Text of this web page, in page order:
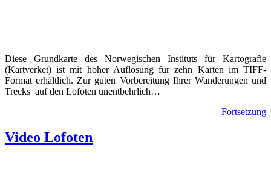
Diese Grundkarte des Norwegischen Instituts für Kartografie
(Kartverket) ist mit hoher Auflösung für zehn Karten im TIFF-
Format erhältlich. Zur guten Vorbereitung Ihrer Wanderungen und
Trecks auf den Lofoten unentbehrlich…
Fortsetzung
Video Lofoten